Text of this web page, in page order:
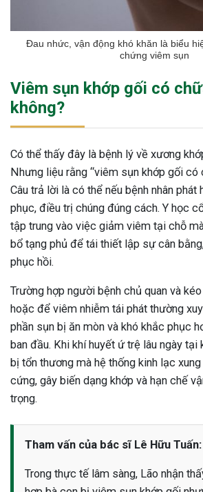
Đau nhức, vận động khó khăn là biểu
chứng viêm sụn
Viêm sụn khớp gối có
không?
Có thể thấy đây là bệnh lý về xương
Nhưng liệu rằng “viêm sụn khớp gối có
Câu trả lời là có thể nếu bệnh nhân phát
phục, điều trị chúng đúng cách. Y học
tập trung vào việc giảm viêm tại chỗ
bổ tạng phủ để tái thiết lập sự cân
phục hồi.
Trường hợp người bệnh chủ quan và
hoặc để viêm nhiễm tái phát thường
phần sụn bị ăn mòn và khó khắc phục
ban đầu. Khi khí huyết ứ trệ lâu ngày tại
bị tổn thương mà hệ thống kinh lạc
cứng, gây biến dạng khớp và hạn chế
trọng.
Tham vấn của bác sĩ Lê Hữu Tuấn:
Trong thực tế lâm sàng, Lão nhận